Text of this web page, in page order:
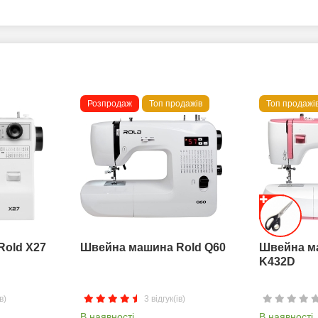
X27
Розпродаж Топ продажів
Швейна машина Rold Q60
3 відгук(ів)
Топ
Швейна
K432D